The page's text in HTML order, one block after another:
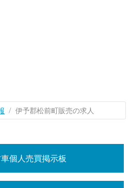
伊予郡松前町販売の求人
個人売買掲示板